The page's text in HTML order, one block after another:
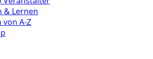
& Lernen
von A-Z